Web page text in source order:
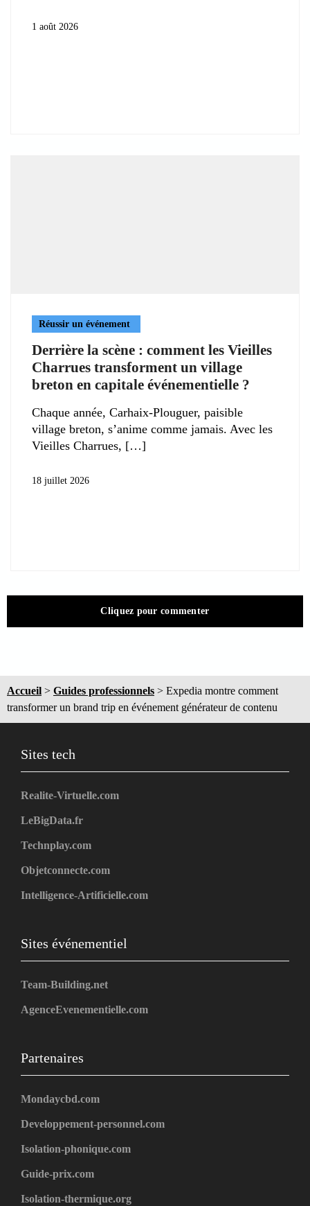
1 août 2026
Réussir un événement
Derrière la scène : comment les Vieilles
Charrues transforment un village
breton en capitale événementielle ?
Chaque année, Carhaix-Plouguer, paisible
village breton, s’anime comme jamais. Avec les
Vieilles Charrues,
18 juillet 2026
Cliquez pour commenter
Accueil > Guides professionnels > Expedia montre comment
transformer un brand trip en événement générateur de contenu
Sites tech
Realite-Virtuelle.com
LeBigData.fr
Technplay.com
Objetconnecte.com
Intelligence-Artificielle.com
Sites événementiel
Team-Building.net
AgenceEvenementielle.com
Partenaires
Mondaycbd.com
Developpement-personnel.com
Isolation-phonique.com
Guide-prix.com
Isolation-thermique.org